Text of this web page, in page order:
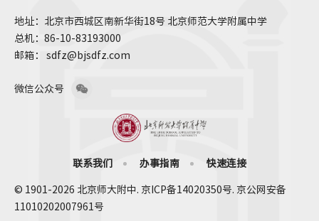
地址：北京市西城区南新华街18号 北京师范大学附属中学
总机：86-10-83193000
邮箱： sdfz@bjsdfz.com
微信公众号
联系我们 办事指南 快速连接
© 1901-2026 北京师大附中. 京ICP备14020350号. 京公网安备
11010202007961号